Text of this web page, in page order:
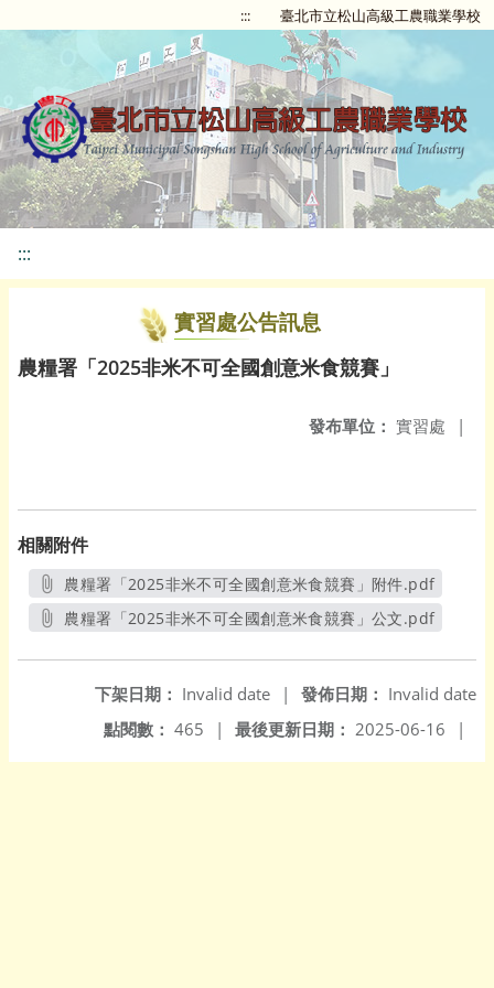
::: 臺北市立松山高級工農職業學校
:::
實習處公告訊息
農糧署「2025非米不可全國創意米食競賽」
發布單位： 實習處 |
相關附件
農糧署「2025非米不可全國創意米食競賽」附件.pdf
另開新視窗
農糧署「2025非米不可全國創意米食競賽」公文.pdf
發佈日期： Invalid date
下架日期： Invalid date
|
最後更新日期： 2025-06-16 |
點閱數： 465 |